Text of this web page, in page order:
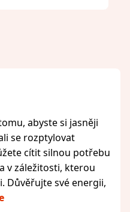
abyste si jasněji
se rozptylovat
cítit silnou potřebu
v záležitosti, kterou
Důvěřujte své energii,